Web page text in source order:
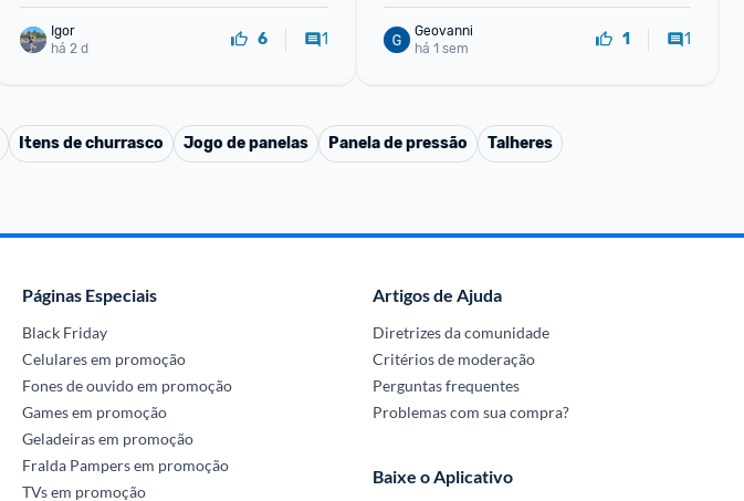
Igor
há 2 d
6 1
Geovanni
há 1 sem
1 1
Itens de churrasco Jogo de panelas Panela de pressão Talheres
Páginas Especiais
Black Friday
Celulares em promoção
Fones de ouvido em promoção
Games em promoção
Geladeiras em promoção
Fralda Pampers em promoção
TVs em promoção
Artigos de Ajuda
Diretrizes da comunidade
Critérios de moderação
Perguntas frequentes
Problemas com sua compra?
Baixe o Aplicativo